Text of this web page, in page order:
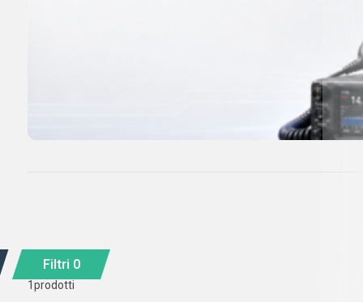
Filtri 0
1prodotti